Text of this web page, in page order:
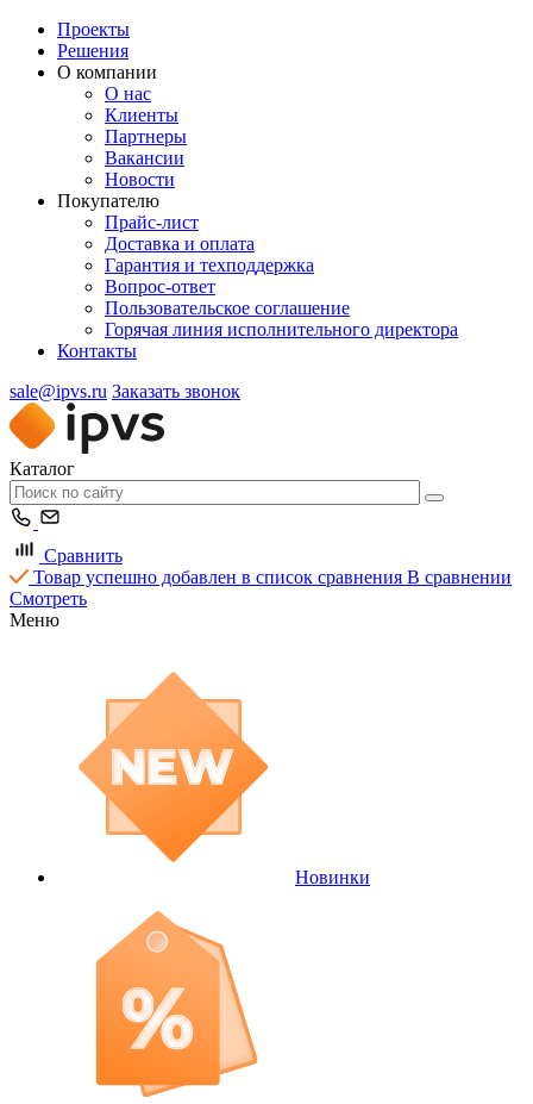
Проекты
Решения
О компании
О нас
Клиенты
Партнеры
Вакансии
Новости
Покупателю
Прайс-лист
Доставка и оплата
Гарантия и техподдержка
Вопрос-ответ
Пользовательское соглашение
Горячая линия исполнительного директора
Контакты
sale@ipvs.ru Заказать звонок
Каталог
Сравнить
Товар успешно добавлен в список сравнения В сравнении
Смотреть
Меню
Новинки